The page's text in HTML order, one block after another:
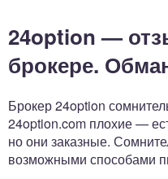
24option —
брокере.
Брокер 24option
24option.com плохие —
но они заказные.
возможными способами